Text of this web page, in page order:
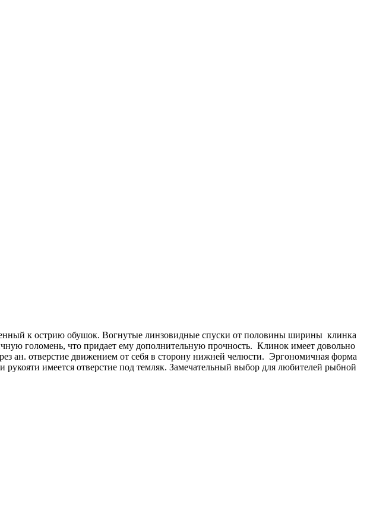
к острию обушок. Вогнутые линзовидные спуски от половины ширины клинка
голомень, что придает ему дополнительную прочность. Клинок имеет довольно
ан. отверстие движением от себя в сторону нижней челюсти. Эргономичная форма
имеется отверстие под темляк. Замечательный выбор для любителей рыбной